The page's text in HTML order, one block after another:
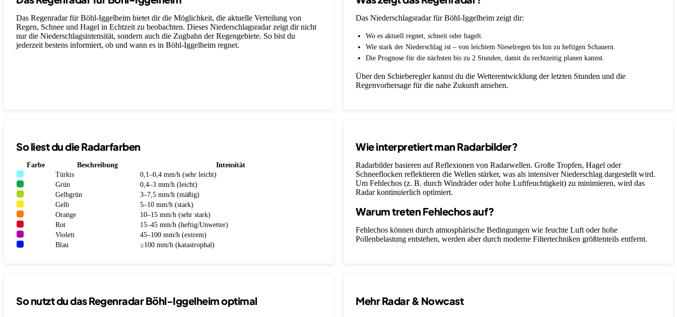
Das Regenradar für Böhl-Iggelheim bietet dir die Möglichkeit, die aktuelle Verteilung von
Regen, Schnee und Hagel in Echtzeit zu beobachten. Dieses Niederschlagsradar zeigt dir nicht
nur die Niederschlagsintensität, sondern auch die Zugbahn der Regengebiete. So bist du
jederzeit bestens informiert, ob und wann es in Böhl-Iggelheim regnet.
Das Niederschlagsradar für Böhl-Iggelheim zeigt dir:
Wo es aktuell regnet, schneit oder hagelt.
Wie stark der Niederschlag ist – von leichtem Nieselregen bis hin zu heftigen Schauern.
Die Prognose für die nächsten bis zu 2 Stunden, damit du rechtzeitig planen kannst.
Über den Schieberegler kannst du die Wetterentwicklung der letzten Stunden und die
Regenvorhersage für die nahe Zukunft ansehen.
So liest du die Radarfarben
Farbe Beschreibung
Intensität
Türkis
0,1–0,4 mm/h (sehr leicht)
Grün
0,4–3 mm/h (leicht)
Gelbgrün
3–7,5 mm/h (mäßig)
Gelb
5–10 mm/h (stark)
Orange
10–15 mm/h (sehr stark)
Rot
15–45 mm/h (heftig/Unwetter)
Violett
45–100 mm/h (extrem)
Blau
≥100 mm/h (katastrophal)
Wie interpretiert man Radarbilder?
Radarbilder basieren auf Reflexionen von Radarwellen. Große Tropfen, Hagel oder
Schneeflocken reflektieren die Wellen stärker, was als intensiver Niederschlag dargestellt wird.
Um Fehlechos (z. B. durch Windräder oder hohe Luftfeuchtigkeit) zu minimieren, wird das
Radar kontinuierlich optimiert.
Warum treten Fehlechos auf?
Fehlechos können durch atmosphärische Bedingungen wie feuchte Luft oder hohe
Pollenbelastung entstehen, werden aber durch moderne Filtertechniken größtenteils entfernt.
So nutzt du das Regenradar Böhl-Iggelheim optimal Mehr Radar & Nowcast